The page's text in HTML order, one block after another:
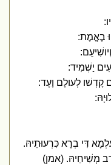
בֶאֱמֶת:
יַשְׁמִיד:
לְעולָם וָעֶד:
דִּי בְרָא כִּרְעוּתֵיהּ.
מְשִׁיחֵיהּ. (אמן)